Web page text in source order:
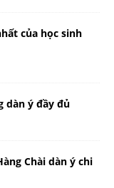
của học sinh
dàn ý đầy đủ
Chài dàn ý chi